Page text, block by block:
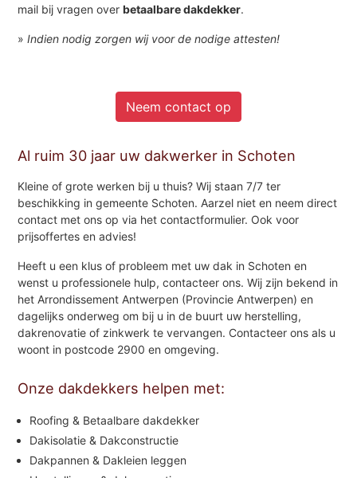
mail bij vragen overbetaalbare dakdekker.
»Indien nodig zorgen wij voor de nodige attesten!
Neem contact op
Al ruim 30 jaar uw dakwerker in Schoten
Kleine of grote werken bij u thuis? Wij staan 7/7 ter
beschikking in gemeente Schoten. Aarzel niet en neem direct
contact met ons op via het contactformulier. Ook voor
prijsoffertes en advies!
Heeft u een klus of probleem met uw dak in Schoten en
wenst u professionele hulp, contacteer ons. Wij zijn bekend in
het Arrondissement Antwerpen (Provincie Antwerpen) en
dagelijks onderweg om bij u in de buurt uw herstelling,
dakrenovatie of zinkwerk te vervangen. Contacteer ons als u
woont in postcode 2900 en omgeving.
Onze dakdekkers helpen met:
Roofing & Betaalbare dakdekker
Dakisolatie & Dakconstructie
Dakpannen & Dakleien leggen